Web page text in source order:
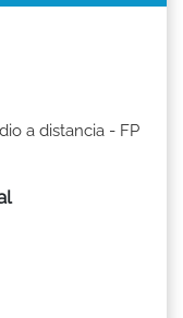
a distancia - FP